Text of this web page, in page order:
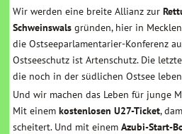
Wir werden eine breite Allianz zur
Schweinswalsgründen, hier in
die Ostseeparlamentarier-Konferenz
Ostseeschutz ist Artenschutz. Die
die noch in der südlichen Ostsee
Und wir machen das Leben für junge
Mit einem kostenlosen U27-Ticket,
scheitert. Und mit einem Azubi-Start-